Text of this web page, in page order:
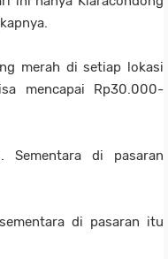
merah di setiap lokasi
mencapai Rp30.000-
Sementara di pasaran
di pasaran itu